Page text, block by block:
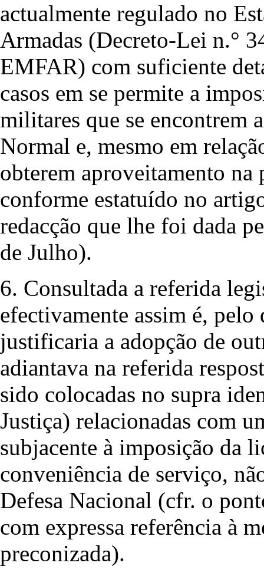
actualmente regulado no
Armadas (Decreto-Lei n.°
EMFAR) com suficiente
casos em se permite a
militares que se encontrem
Normal e, mesmo em
obterem aproveitamento
conforme estatuído no
redacção que lhe foi dada
de Julho).
6. Consultada a referida
efectivamente assim é, pelo
justificaria a adopção de
adiantava na referida
sido colocadas no supra
Justiça) relacionadas com
subjacente à imposição da
conveniência de serviço,
Defesa Nacional (cfr. o
com expressa referência à
preconizada).